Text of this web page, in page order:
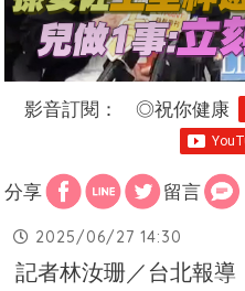
影音訂閱： ◎祝你健康
分享 留言
2025/06/27 14:30
記者林汝珊／台北報導